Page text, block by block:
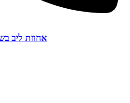
אחוזת ליב